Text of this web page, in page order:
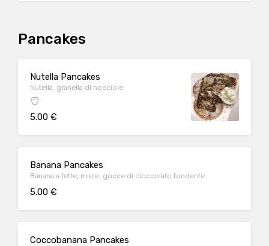
Pancakes
Nutella Pancakes
Nutella, granella di nocciole
5.00 €
Banana Pancakes
Banana a fette, miele, gocce di cioccolato fondente
5.00 €
Coccobanana Pancakes